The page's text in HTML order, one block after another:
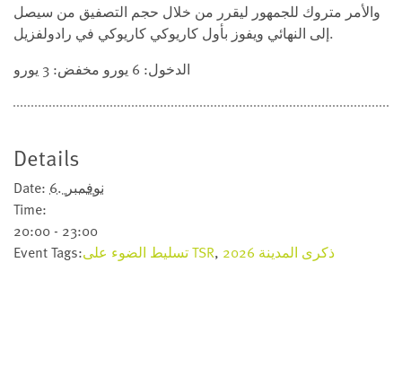
والأمر متروك للجمهور ليقرر من خلال حجم التصفيق من سيصل
إلى النهائي ويفوز بأول كاريوكي كاريوكي في رادولفزيل.
الدخول: 6 يورو مخفض: 3 يورو
Details
Date:
6. نوفمبر
Time:
20:00 - 23:00
Event Tags:
تسليط الضوء على TSR, ذكرى المدينة 2026